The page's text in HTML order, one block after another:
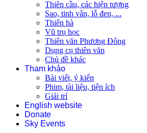
Thiên cầu, các hiện tượng
Sao, tinh vân, lỗ đen, ...
Thiên hà
Vũ trụ học
Thiên văn Phương Đông
Dụng cụ thiên văn
Chủ đề khác
Tham khảo
Bài viết, ý kiến
Phim, tài liệu, tiện ích
Giải trí
English website
Donate
Sky Events